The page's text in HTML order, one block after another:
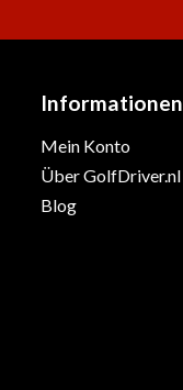
Informationen
Mein Konto
Über GolfDriver.nl
Blog